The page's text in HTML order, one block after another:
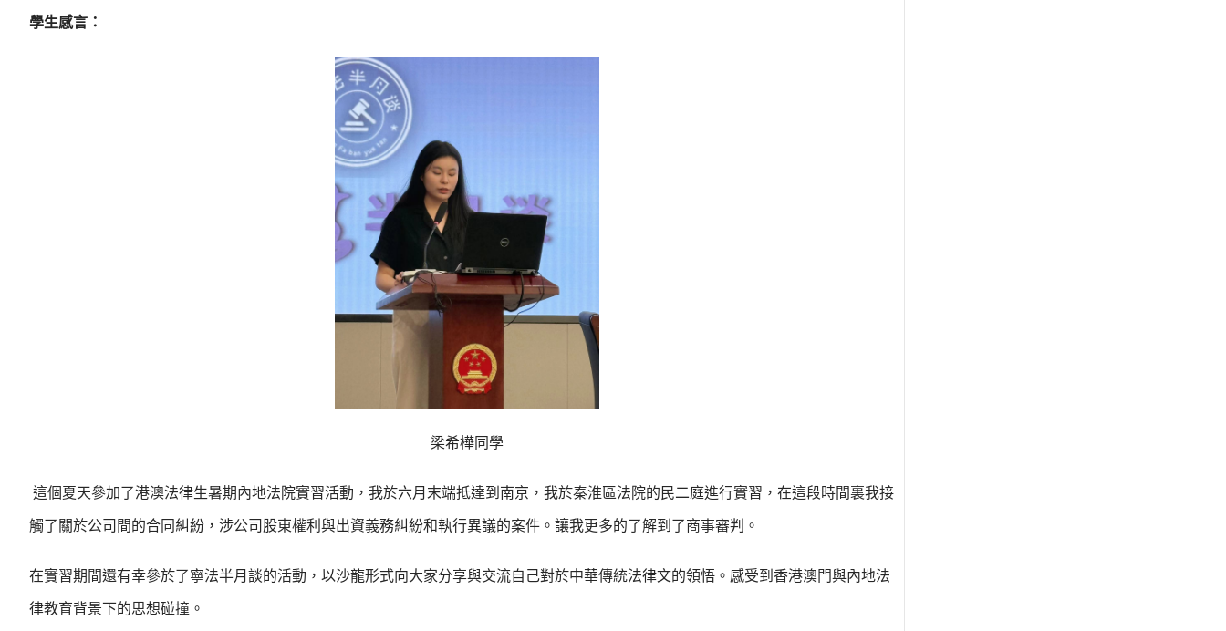
學生感言：
梁希樺同學
這個夏天參加了港澳法律生暑期內地法院實習活動，我於六月末端抵達到南京，我於秦淮區法院的民二庭進行實習，在這段時間裏我接
觸了關於公司間的合同糾紛，涉公司股東權利與出資義務糾紛和執行異議的案件。讓我更多的了解到了商事審判。
在實習期間還有幸參於了寧法半月談的活動，以沙龍形式向大家分享與交流自己對於中華傳統法律文的領悟。感受到香港澳門與內地法
律教育背景下的思想碰撞。